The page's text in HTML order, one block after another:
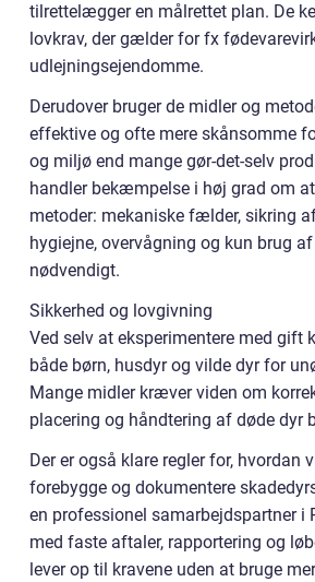
tilrettelægger en målrettet plan. De
lovkrav, der gælder for fx
udlejningsejendomme.
Derudover bruger de midler og
effektive og ofte mere skånsomme
og miljø end mange gør-det-selv
handler bekæmpelse i høj grad om
metoder: mekaniske fælder, sikring
hygiejne, overvågning og kun brug
nødvendigt.
Sikkerhed og lovgivning
Ved selv at eksperimentere med gift
både børn, husdyr og vilde dyr for
Mange midler kræver viden om
placering og håndtering af døde dyr
Der er også klare regler for, hvordan
forebygge og dokumentere
en professionel samarbejdspartner i
med faste aftaler, rapportering og
lever op til kravene uden at bruge